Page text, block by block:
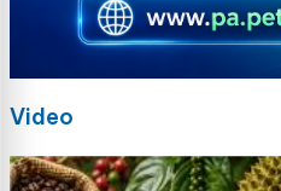
Video